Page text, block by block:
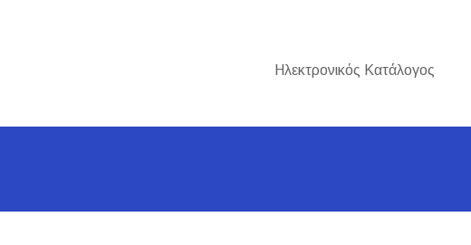
Ηλεκτρονικός Κατάλογος